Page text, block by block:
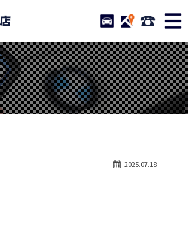
TUCグループ BMW専門 船
STOCK ACCESS 047-
在庫リスト
店舗紹介
ス
アクセスマップ
自動車保険2025.07.18